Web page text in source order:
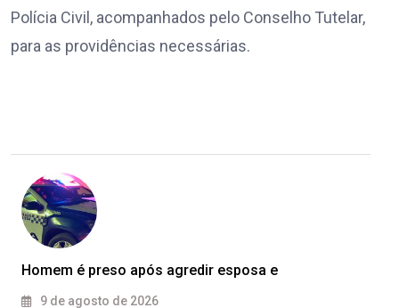
Polícia Civil, acompanhados pelo Conselho Tutelar,
para as providências necessárias.
Homem é preso após agredir esposa e
9 de agosto de 2026